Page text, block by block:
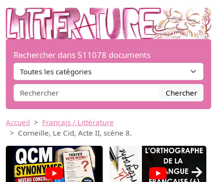
Rechercher dans 511078 documents
Chercher
Accueil
Français / Littérature
Corneille, Le Cid, Acte II, scène 8.
→